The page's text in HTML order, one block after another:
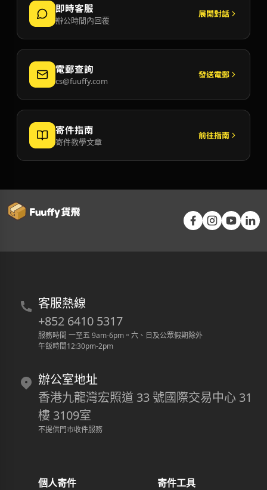
即時客服
辦公時間內回覆
展開對話
電郵查詢
cs@fuuffy.com
發送電郵
寄件指南
寄件教學文章
前往指南
客服熱線
+852 6410 5317
服務時間 一至五 9am-6pm 。 六、日及公眾假期除外
午飯時間12:30pm-2pm
辦公室地址
香港九龍灣宏照道 33 號國際交易中心 31
樓 3109室
不提供門市收件服務
個人寄件
寄件工具